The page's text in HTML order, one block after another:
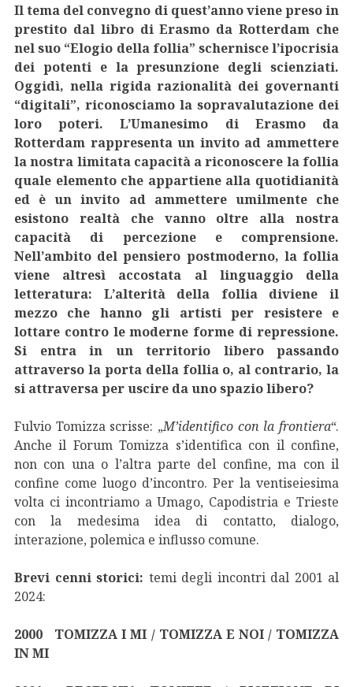
Il tema del convegno di quest’anno viene preso in
prestito dal libro di Erasmo da Rotterdam che
nel suo “Elogio della follia” schernisce l’ipocrisia
dei potenti e la presunzione degli scienziati.
Oggidì, nella rigida razionalità dei governanti
“digitali”, riconosciamo la sopravalutazione dei
loro poteri. L’Umanesimo di Erasmo da
Rotterdam rappresenta un invito ad ammettere
la nostra limitata capacità a riconoscere la follia
quale elemento che appartiene alla quotidianità
ed è un invito ad ammettere umilmente che
esistono realtà che vanno oltre alla nostra
capacità di percezione e comprensione.
Nell’ambito del pensiero postmoderno, la follia
viene altresì accostata al linguaggio della
letteratura: L’alterità della follia diviene il
mezzo che hanno gli artisti per resistere e
lottare contro le moderne forme di repressione.
Si entra in un territorio libero passando
attraverso la porta della follia o, al contrario, la
si attraversa per uscire da uno spazio libero?
Fulvio Tomizza scrisse: „M’identifico con la frontiera“.
Anche il Forum Tomizza s’identifica con il confine,
non con una o l’altra parte del confine, ma con il
confine come luogo d’incontro. Per la ventiseiesima
volta ci incontriamo a Umago, Capodistria e Trieste
con la medesima idea di contatto, dialogo,
interazione, polemica e influsso comune.
Brevi cenni storici: temi degli incontri dal 2001 al
2024:
2000 TOMIZZA I MI / TOMIZZA E NOI / TOMIZZA
IN MI